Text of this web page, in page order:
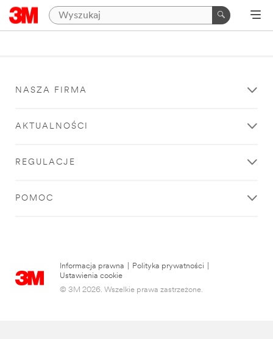
NASZA FIRMA
AKTUALNOŚCI
REGULACJE
POMOC
Informacja prawna Polityka prywatności
Ustawienia cookie
© 3M 2026. Wszelkie prawa zastrzeżone.